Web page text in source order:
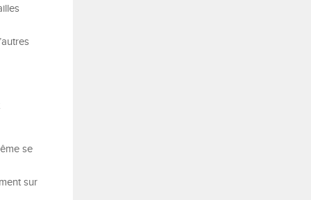
se
sur